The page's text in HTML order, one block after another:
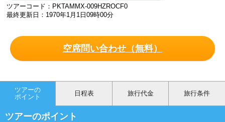
ツアーコード：PKTAMMX-009HZROCF0
最終更新日：1970年1月1日09時00分
空席問い合わせ（無料）
ツアーの
ポイント
日程表 旅行代金 旅行条件
ツアーのポイント